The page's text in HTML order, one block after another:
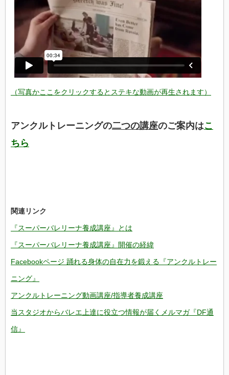
（写真かここをクリックするとステキな動画が再生されます）
アンクルトレーニングの二つの講座のご案内はこ
ちら
関連リンク
『スーパーバレリーナ養成講座』とは
『スーパーバレリーナ養成講座』開催の経緯
Facebookページ 踊れる身体の自在力を鍛える『アンクルトレー
ニング』
アンクルトレーニング動画講座/指導者養成講座
当スタジオからバレエ上達に役立つ情報が届くメルマガ『DF通
信』